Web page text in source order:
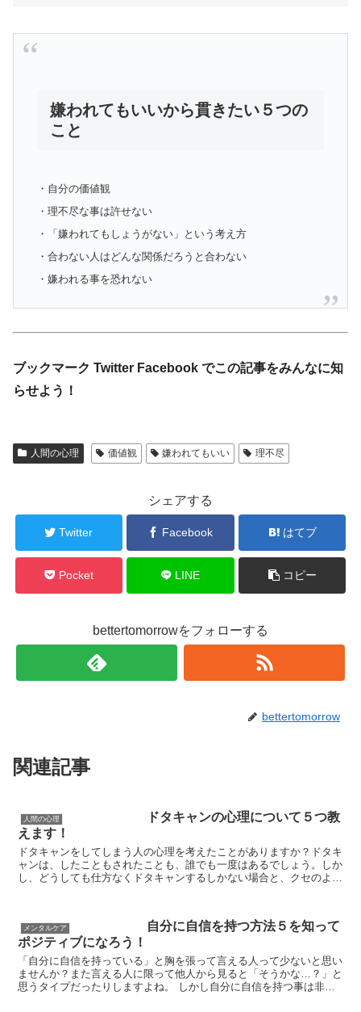
嫌われてもいいから貫きたい５つの
こと
・自分の価値観
・理不尽な事は許せない
・「嫌われてもしょうがない」という考え方
・合わない人はどんな関係だろうと合わない
・嫌われる事を恐れない
ブックマーク Twitter Facebook でこの記事をみんなに知
らせよう！
人間の心理 価値観 嫌われてもいい 理不尽
シェアする
Twitter Facebook はてブ
Pocket LINE コピー
bettertomorrowをフォローする
bettertomorrow
関連記事
人間の心理
ドタキャンの心理について５つ教
えます！
ドタキャンをしてしまう人の心理を考えたことがありますか？ドタキ
ャンは、したこともされたことも、誰でも一度はあるでしょう。しか
し、どうしても仕方なくドタキャンするしかない場合と、クセのよう
メンタルケア
自分に自信を持つ方法５を知って
ポジティブになろう！
「自分に自信を持っている」と胸を張って言える人って少ないと思い
ませんか？また言える人に限って他人から見ると「そうかな…？」と
思うタイプだったりしますよね。 しかし自分に自信を持つ事は非常